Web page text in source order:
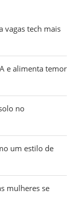
vagas tech mais
e alimenta temor
no
um estilo de
mulheres se